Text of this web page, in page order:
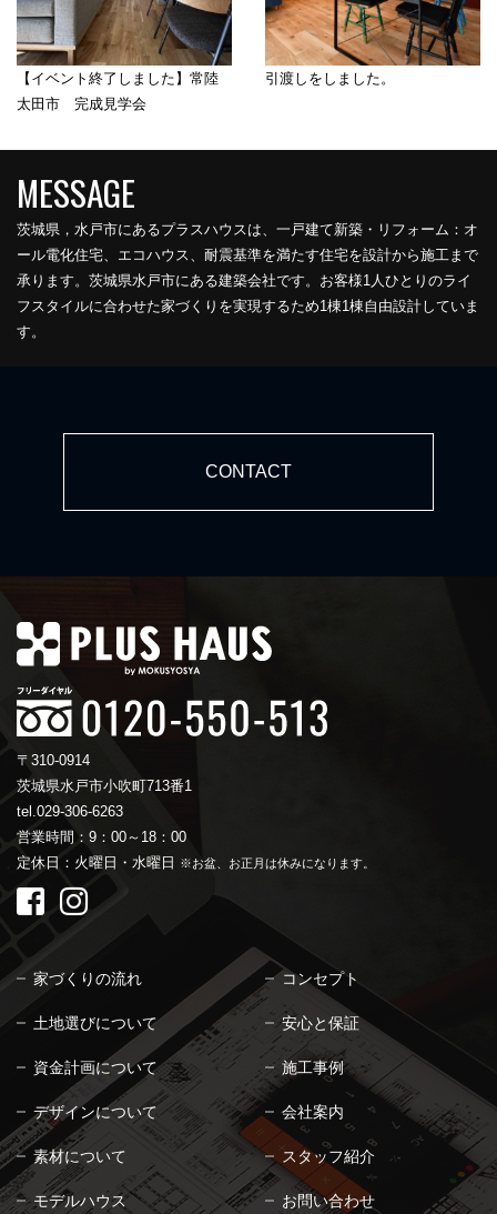
【イベント終了しました】常陸
太田市 完成見学会
引渡しをしました。
茨城県，水戸市にあるプラスハウスは、一戸建て新築・リフォーム：オ
ール電化住宅、エコハウス、耐震基準を満たす住宅を設計から施工まで
承ります。茨城県水戸市にある建築会社です。お客様1人ひとりのライ
フスタイルに合わせた家づくりを実現するため1棟1棟自由設計していま
す。
CONTACT
〒310-0914
茨城県水戸市小吹町713番1
tel.029-306-6263
営業時間：9：00～18：00
定休日：火曜日・水曜日
※お盆、お正月は休みになります。
家づくりの流れ
土地選びについて
資金計画について
デザインについて
素材について
コンセプト
安心と保証
施工事例
会社案内
スタッフ紹介
モデルハウス お問い合わせ